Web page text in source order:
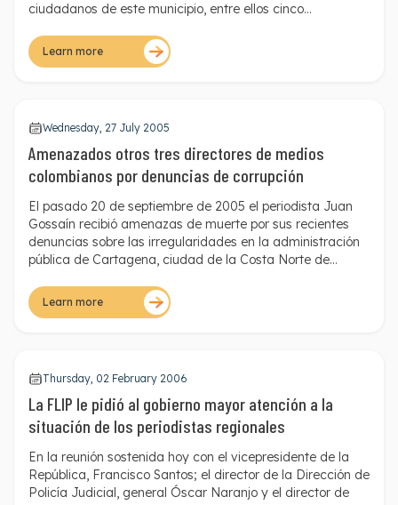
ciudadanos de este municipio, entre ellos cinco
circulado en Cartago cuatro panfletos similares.
Learn more
Wednesday, 27 July 2005
Amenazados otros tres directores de medios
colombianos por denuncias de corrupción
El pasado 20 de septiembre de 2005 el periodista Juan
Gossaín recibió amenazas de muerte por sus recientes
denuncias sobre las irregularidades en la administración
pública de Cartagena, ciudad de la Costa Norte de
recibió la amenaza de manera telefónica en los siguientes
términos: "Si usted y los demás periodistas siguen
Learn more
Thursday, 02 February 2006
La FLIP le pidió al gobierno mayor atención a la
situación de los periodistas regionales
En la reunión sostenida hoy con el vicepresidente de la
República, Francisco Santos; el director de la Dirección de
Policía Judicial, general Óscar Naranjo y el director de